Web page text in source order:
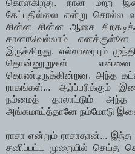
கொள்கிறது. நான் மற்ற
கேட்பதில்லை என்று சொல்ல
சின்ன சின்ன ஆசை
கானாவெல்லாம்
இருக்கிறது. எல்லாரையும்
தொன்னூறுகள்
கொண்டிருக்கின்றன. அந்த
ராகங்கள்... ஆர்ப்பரிக்கும்
நம்மைத் தாலாட்டும்
அங்கமாய்த்தானே நம்மோடு
ராசா என்றும் ராசாதான்...
தனிப்பட்ட முறையில் செய்த